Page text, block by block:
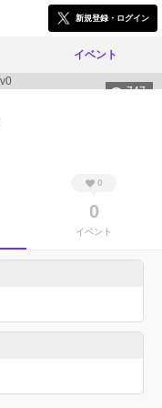
新規登録・ログイン
イベント
747
0
0
イベント